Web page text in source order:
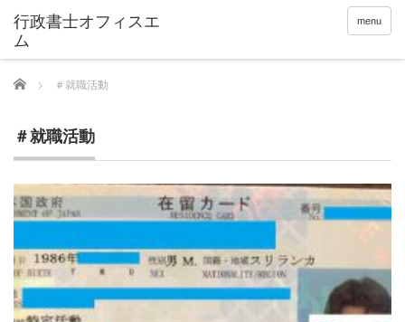
menu
Home ＃就職活動
＃就職活動